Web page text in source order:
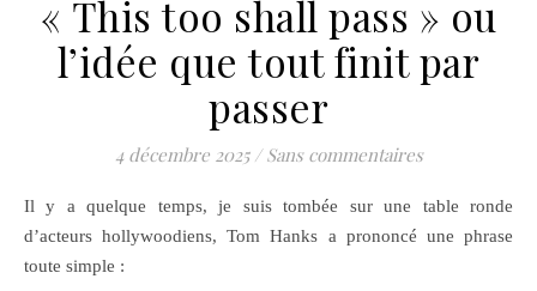
« This too shall pass » ou
l’idée que tout finit par
passer
4 décembre 2025 / Sans commentaires
Il y a quelque temps, je suis tombée sur une table ronde
d’acteurs hollywoodiens, Tom Hanks a prononcé une phrase
toute simple :